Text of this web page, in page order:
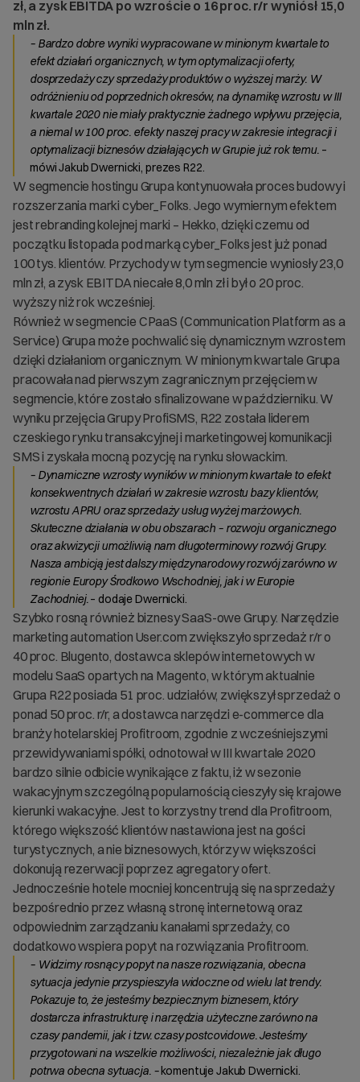
zł, a zysk EBITDA po wzroście o 16 proc. r/r wyniósł 15,0
mln zł.
– Bardzo dobre wyniki wypracowane w minionym kwartale to
efekt działań organicznych, w tym optymalizacji oferty,
dosprzedaży czy sprzedaży produktów o wyższej marży. W
odróżnieniu od poprzednich okresów, na dynamikę wzrostu w III
kwartale 2020 nie miały praktycznie żadnego wpływu przejęcia,
a niemal w 100 proc. efekty naszej pracy w zakresie integracji i
optymalizacji biznesów działających w Grupie już rok temu.–
mówi Jakub Dwernicki, prezes R22.
W segmencie hostingu Grupa kontynuowała proces budowy i
rozszerzania marki cyber_Folks. Jego wymiernym efektem
jest rebranding kolejnej marki – Hekko, dzięki czemu od
początku listopada pod marką cyber_Folks jest już ponad
100 tys. klientów. Przychody w tym segmencie wyniosły 23,0
mln zł, a zysk EBITDA niecałe 8,0 mln zł i był o 20 proc.
wyższy niż rok wcześniej.
Również w segmencie CPaaS (Communication Platform as a
Service) Grupa może pochwalić się dynamicznym wzrostem
dzięki działaniom organicznym. W minionym kwartale Grupa
pracowała nad pierwszym zagranicznym przejęciem w
segmencie, które zostało sfinalizowane w październiku. W
wyniku przejęcia Grupy ProfiSMS, R22 została liderem
czeskiego rynku transakcyjnej i marketingowej komunikacji
SMS i zyskała mocną pozycję na rynku słowackim.
– Dynamiczne wzrosty wyników w minionym kwartale to efekt
konsekwentnych działań w zakresie wzrostu bazy klientów,
wzrostu APRU oraz sprzedaży usług wyżej marżowych.
Skuteczne działania w obu obszarach – rozwoju organicznego
oraz akwizycji umożliwią nam długoterminowy rozwój Grupy.
Nasza ambicją jest dalszy międzynarodowy rozwój zarówno w
regionie Europy Środkowo Wschodniej, jak i w Europie
Zachodniej.– dodaje Dwernicki.
Szybko rosną również biznesy SaaS-owe Grupy. Narzędzie
marketing automation User.com zwiększyło sprzedaż r/r o
40 proc. Blugento, dostawca sklepów internetowych w
modelu SaaS opartych na Magento, w którym aktualnie
Grupa R22 posiada 51 proc. udziałów, zwiększył sprzedaż o
ponad 50 proc. r/r, a dostawca narzędzi e-commerce dla
branży hotelarskiej Profitroom, zgodnie z wcześniejszymi
przewidywaniami spółki, odnotował w III kwartale 2020
bardzo silnie odbicie wynikające z faktu, iż w sezonie
wakacyjnym szczególną popularnością cieszyły się krajowe
kierunki wakacyjne. Jest to korzystny trend dla Profitroom,
którego większość klientów nastawiona jest na gości
turystycznych, a nie biznesowych, którzy w większości
dokonują rezerwacji poprzez agregatory ofert.
Jednocześnie hotele mocniej koncentrują się na sprzedaży
bezpośrednio przez własną stronę internetową oraz
odpowiednim zarządzaniu kanałami sprzedaży, co
dodatkowo wspiera popyt na rozwiązania Profitroom.
– Widzimy rosnący popyt na nasze rozwiązania, obecna
sytuacja jedynie przyspieszyła widoczne od wielu lat trendy.
Pokazuje to, że jesteśmy bezpiecznym biznesem, który
dostarcza infrastrukturę i narzędzia użyteczne zarówno na
czasy pandemii, jak i tzw. czasy postcovidowe. Jesteśmy
przygotowani na wszelkie możliwości, niezależnie jak długo
potrwa obecna sytuacja. –komentuje Jakub Dwernicki.